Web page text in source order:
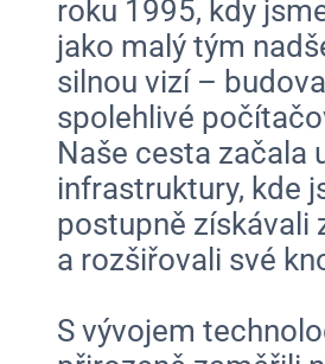
roku 1995, kdy
jako malý tým
silnou vizí –
spolehlivé
Naše cesta začala
infrastruktury, kde
postupně získávali
a rozšiřovali své
S vývojem